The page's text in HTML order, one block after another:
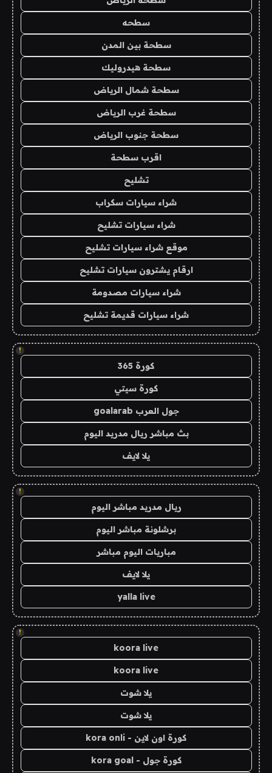
سطحه
سطحة بين المدن
سطحة هيدروليك
سطحة شمال الرياض
سطحة غرب الرياض
سطحة جنوب الرياض
اقرب سطحة
تشليح
شراء سيارات سكراب
شراء سيارات تشليح
موقع شراء سيارات تشليح
ارقام يشترون سيارات تشليح
شراء سيارات مصدومة
شراء سيارات قديمة تشليح
!
كورة 365
كورة سيتي
جول العرب goalarab
بث مباشر ريال مدريد اليوم
يلا لايف
!
ريال مدريد مباشر اليوم
برشلونة مباشر اليوم
مباريات اليوم مباشر
يلا لايف
yalla live
!
koora live
koora live
يلا شوت
يلا شوت
كورة اون لاين - kora onli
كورة جول - kora goal